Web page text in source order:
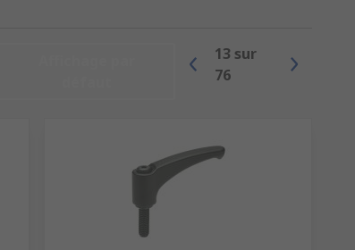
Ces produits
toute sécurité. On peut
pièce sur laquelle elle sera
et dérouler une couverture de
composants peuvent être
13 sur
76